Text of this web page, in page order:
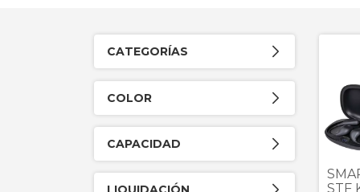
CATEGORÍAS
COLOR
CAPACIDAD
STF